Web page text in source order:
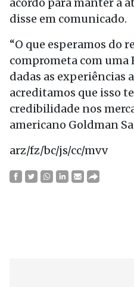
disse em comunicado.
“O que esperamos do
comprometa com uma
dadas as experiências
acreditamos que isso
credibilidade nos
americano Goldman
arz/fz/bc/js/cc/mvv